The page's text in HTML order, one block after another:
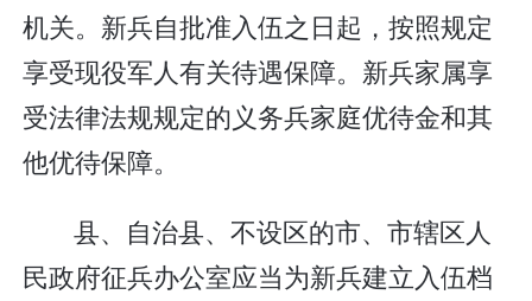
机关。新兵自批准入伍之日起，按照规定
享受现役军人有关待遇保障。新兵家属享
受法律法规规定的义务兵家庭优待金和其
他优待保障。
县、自治县、不设区的市、市辖区人
民政府征兵办公室应当为新兵建立入伍档